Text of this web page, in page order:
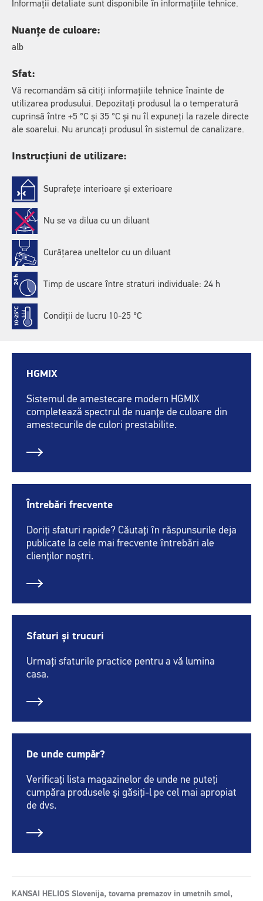
Informații detaliate sunt disponibile în informațiile tehnice.
Nuanțe de culoare:
alb
Sfat:
Vă recomandăm să citiți informațiile tehnice înainte de
utilizarea produsului. Depozitați produsul la o temperatură
cuprinsă între +5 °C și 35 °C și nu îl expuneți la razele directe
ale soarelui. Nu aruncați produsul în sistemul de canalizare.
Instrucțiuni de utilizare:
Suprafețe interioare și exterioare
Nu se va dilua cu un diluant
Curățarea uneltelor cu un diluant
Timp de uscare între straturi individuale: 24 h
Condiții de lucru 10-25 °C
HGMIX
Sistemul de amestecare modern HGMIX
completează spectrul de nuanțe de culoare din
amestecurile de culori prestabilite.
Întrebări frecvente
Doriți sfaturi rapide? Căutați în răspunsurile deja
publicate la cele mai frecvente întrebări ale
clienților noștri.
Sfaturi și trucuri
Urmați sfaturile practice pentru a vă lumina
casa.
De unde cumpăr?
Verificați lista magazinelor de unde ne puteți
cumpăra produsele și găsiți-l pe cel mai apropiat
de dvs.
KANSAI HELIOS Slovenija, tovarna premazov in umetnih smol,